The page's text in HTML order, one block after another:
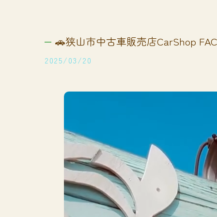
🚗狭山市中古車販売店CarShop
2025/03/20